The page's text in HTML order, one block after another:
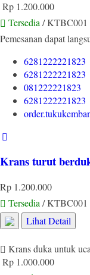
Rp 1.200.000
Tersedia / KTBC001
Pemesanan dapat
6281222221823
6281222221823
081222221823
6281222221823
Krans turut
Rp 1.200.000
Tersedia / KTBC001
Lihat Detail
Krans duka untuk
Rp 1.000.000